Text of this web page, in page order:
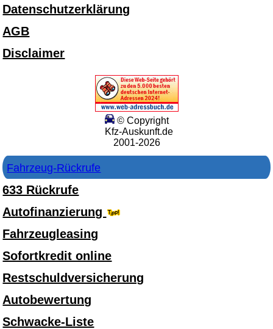
Datenschutzerklärung
AGB
Disclaimer
© Copyright
Kfz-Auskunft.de
2001-2026
Fahrzeug-Rückrufe
633 Rückrufe
Autofinanzierung
Fahrzeugleasing
Sofortkredit online
Restschuldversicherung
Autobewertung
Schwacke-Liste